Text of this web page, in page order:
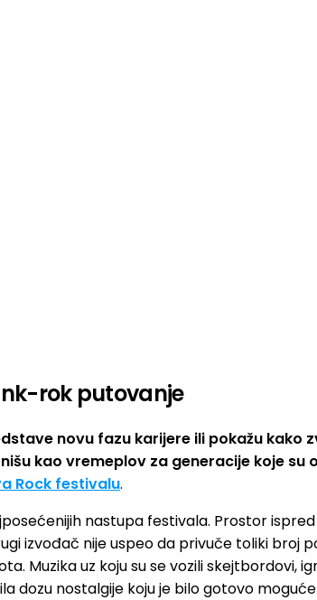
rok putovanje
novu fazu karijere ili pokažu kako
kao vremeplov za generacije koje su
Rock festivalu.
nastupa festivala. Prostor
izvođač nije uspeo da privuče toliki broj
Muzika uz koju su se vozili
dozu nostalgije koju je bilo gotovo